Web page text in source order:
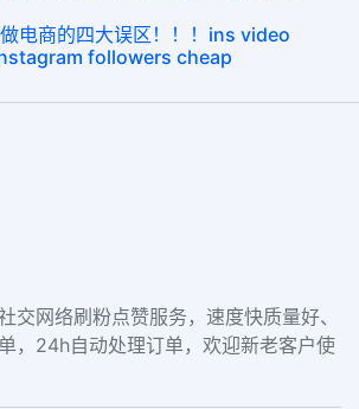
电商的四大误区！！！ins video
followers cheap
交网络刷粉点赞服务，速度快质量好、
，24h自动处理订单，欢迎新老客户使